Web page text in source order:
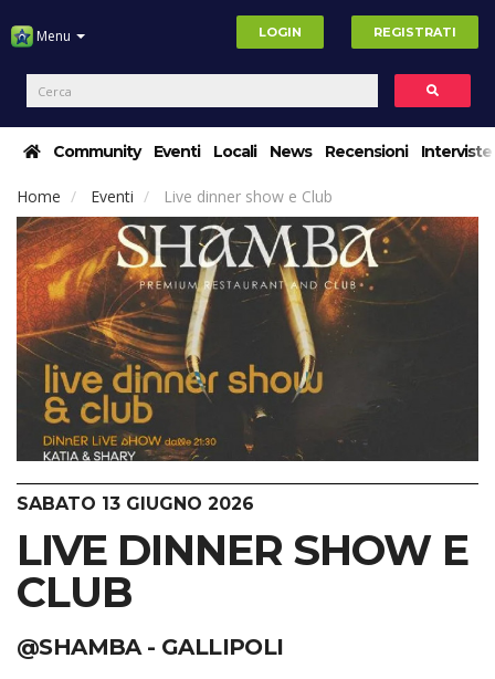
Menu LOGIN REGISTRATI
Community Eventi Locali News Recensioni Interviste
Home Eventi Live dinner show e Club
SABATO 13 GIUGNO 2026
LIVE DINNER SHOW E
CLUB
@SHAMBA - GALLIPOLI